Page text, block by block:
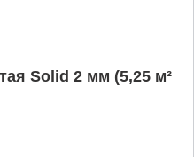
Solid 2 мм (5,25 м²